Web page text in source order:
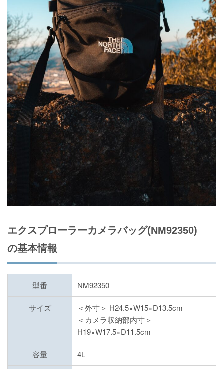
エクスプローラーカメラバッグ(NM92350)
の基本情報
型番 NM92350
サイズ
＜外寸＞ H24.5×W15×D13.5cm
＜カメラ収納部内寸＞
H19×W17.5×D11.5cm
容量 4L